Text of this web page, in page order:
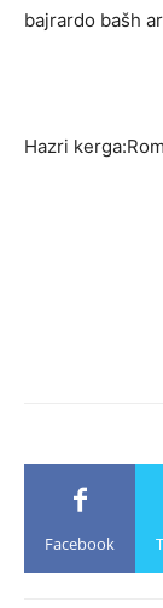
bajrardo bašh
Hazri
Facebook